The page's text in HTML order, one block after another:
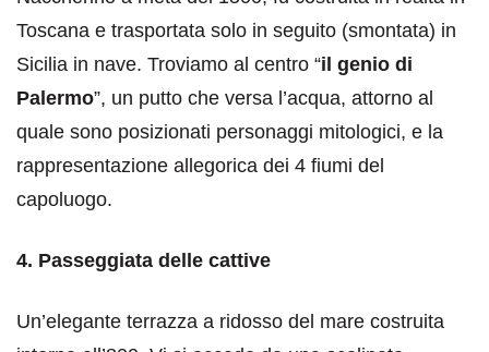
Toscana e trasportata solo in seguito (smontata) in
Sicilia in nave. Troviamo al centro “il genio di
Palermo”, un putto che versa l’acqua, attorno al
quale sono posizionati personaggi mitologici, e la
rappresentazione allegorica dei 4 fiumi del
capoluogo.
4. Passeggiata delle cattive
Un’elegante terrazza a ridosso del mare costruita